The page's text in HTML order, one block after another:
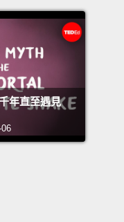
fungi and
ways to
enzymes
of
years, people
年直至遇見